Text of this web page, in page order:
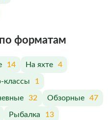
форматам
14 На яхте 4
классы 1
32 Обзорные 47
Рыбалка 13